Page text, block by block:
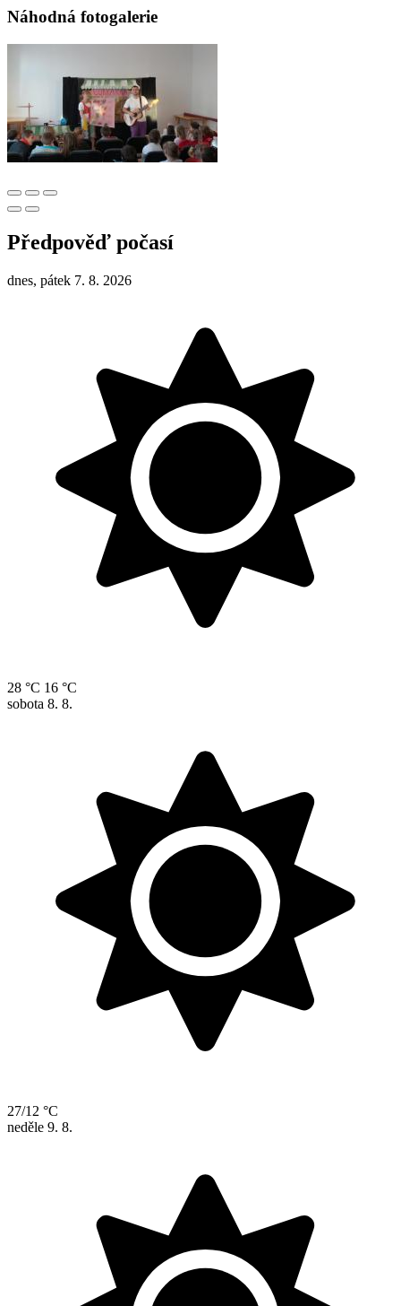
Náhodná fotogalerie
Předpověď počasí
dnes, pátek 7. 8. 2026
28 °C 16 °C
sobota 8. 8.
27/12 °C
neděle 9. 8.